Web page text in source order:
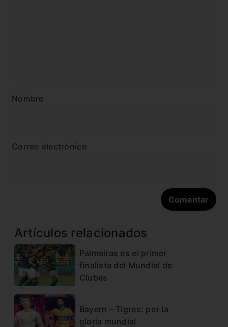
Nombre
Correo electrónico
Artículos relacionados
Palmeiras es el primer
finalista del Mundial de
Clubes
Bayern – Tigres: por la
gloria mundial